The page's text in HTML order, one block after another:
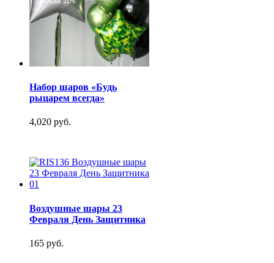
Набор шаров «Будь
рыцарем всегда»
4,020 руб.
Воздушные шары 23
Февраля День Защитника
165 руб.